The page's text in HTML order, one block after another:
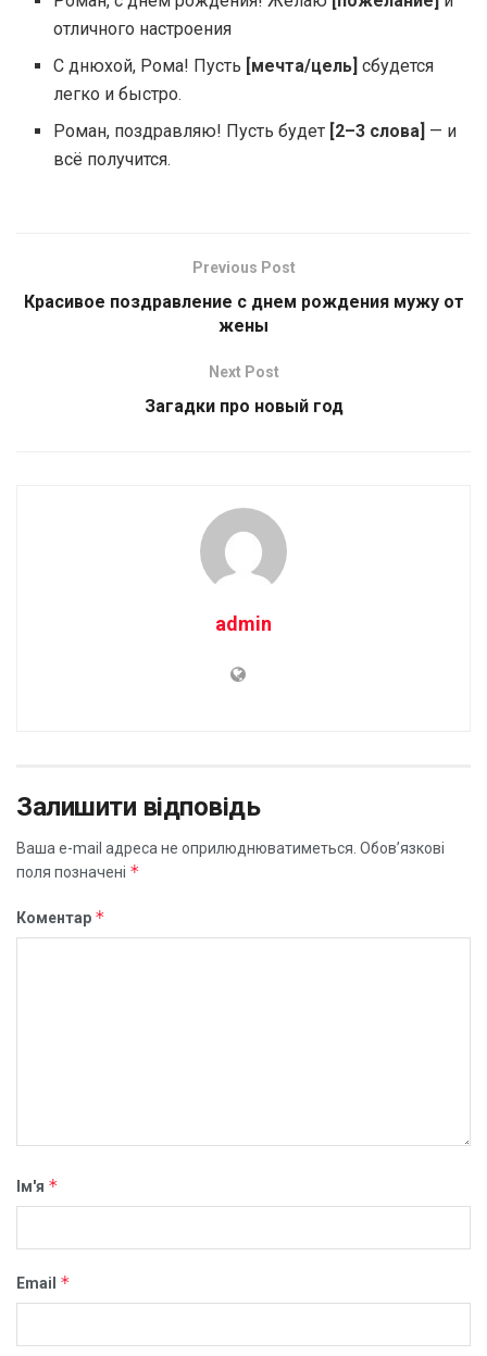
отличного настроения
С днюхой, Рома! Пусть [мечта/цель] сбудется
легко и быстро.
Роман, поздравляю! Пусть будет [2–3 слова] — и
всё получится.
Previous Post
Красивое поздравление с днем рождения мужу от
жены
Next Post
Загадки про новый год
admin
Залишити відповідь
Ваша e-mail адреса не оприлюднюватиметься. Обов’язкові
поля позначені *
Коментар *
Ім'я *
Email *